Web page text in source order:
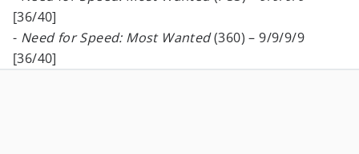
[36/40]
- Need for Speed: Most Wanted(360) – 9/9/9/9
[36/40]